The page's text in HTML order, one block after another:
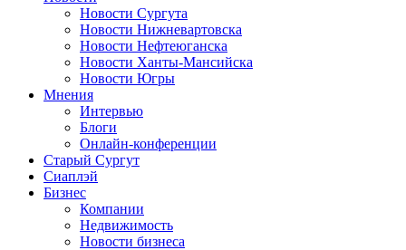
Новости Сургута
Новости Нижневартовска
Новости Нефтеюганска
Новости Ханты-Мансийска
Новости Югры
Мнения
Интервью
Блоги
Онлайн-конференции
Старый Сургут
Сиаплэй
Бизнес
Компании
Недвижимость
Новости бизнеса